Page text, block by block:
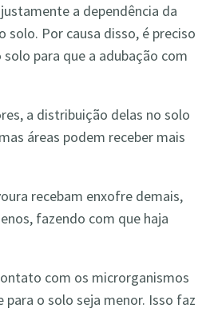
a dependência da
solo. Por causa disso, é preciso
para que a adubação com
a distribuição delas no solo
áreas podem receber mais
recebam enxofre demais,
fazendo com que haja
com os microrganismos
o solo seja menor. Isso faz